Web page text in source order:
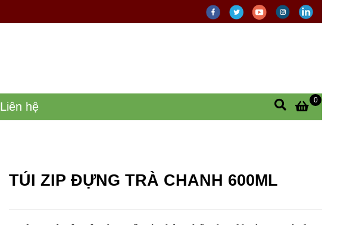
Liên hệ 0
TÚI ZIP ĐỰNG TRÀ CHANH 600ML